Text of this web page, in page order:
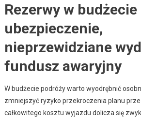
Rezerwy w
ubezpieczenie,
nieprzewidziane
fundusz awaryjny
W budżecie podróży warto wyodrębnić
zmniejszyć ryzyko przekroczenia planu
całkowitego kosztu wyjazdu dolicza się